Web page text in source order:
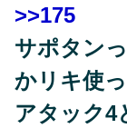
>>175
サポタン
かリキ使
アタック4